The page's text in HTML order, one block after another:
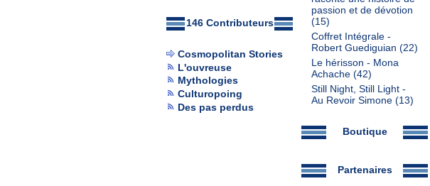
passion et de dévotion
(15)
Coffret Intégrale -
Robert Guediguian (22)
Le hérisson - Mona
Achache(42)
Still Night, Still Light -
Au Revoir Simone(13)
Boutique
Partenaires
146 Contributeurs
Cosmopolitan Stories
L'ouvreuse
Mythologies
Culturopoing
Des pas perdus